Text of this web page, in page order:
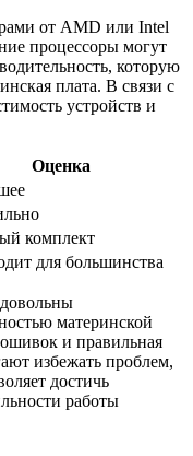
от AMD или Intel
процессоры могут
которую
плата. В связи с
устройств и
Оценка
комплект
для большинства
материнской
и правильная
избежать проблем,
достичь
работы